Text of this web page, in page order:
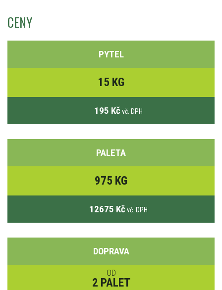
CENY
PYTEL
15 KG
195 Kč vč. DPH
PALETA
975 KG
12675 Kč vč. DPH
DOPRAVA
OD
2 PALET